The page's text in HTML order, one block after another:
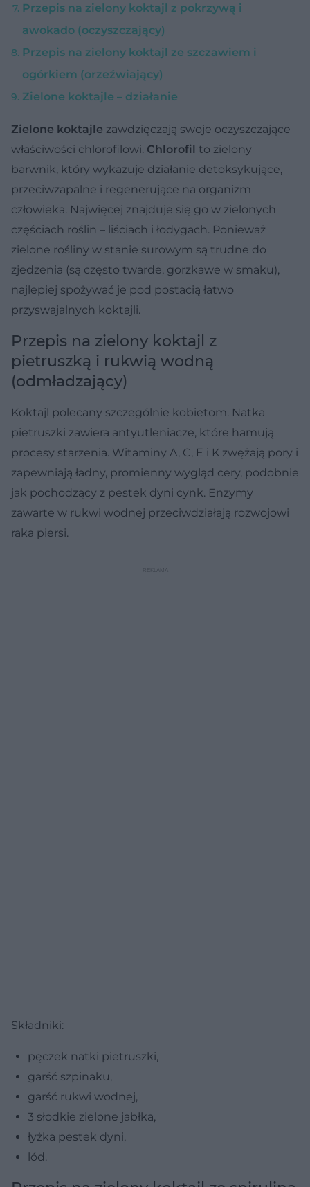
Przepis na zielony koktajl z pokrzywą i
awokado (oczyszczający)
Przepis na zielony koktajl ze szczawiem i
ogórkiem (orzeźwiający)
Zielone koktajle – działanie
Zielone koktajle zawdzięczają swoje oczyszczające
właściwości chlorofilowi. Chlorofil to zielony
barwnik, który wykazuje działanie detoksykujące,
przeciwzapalne i regenerujące na organizm
człowieka. Najwięcej znajduje się go w zielonych
częściach roślin – liściach i łodygach. Ponieważ
zielone rośliny w stanie surowym są trudne do
zjedzenia (są często twarde, gorzkawe w smaku),
najlepiej spożywać je pod postacią łatwo
przyswajalnych koktajli.
Przepis na zielony koktajl z
pietruszką i rukwią wodną
(odmładzający)
Koktajl polecany szczególnie kobietom. Natka
pietruszki zawiera antyutleniacze, które hamują
procesy starzenia. Witaminy A, C, E i K zwężają pory i
zapewniają ładny, promienny wygląd cery, podobnie
jak pochodzący z pestek dyni cynk. Enzymy
zawarte w rukwi wodnej przeciwdziałają rozwojowi
raka piersi.
Składniki:
pęczek natki pietruszki,
garść szpinaku,
garść rukwi wodnej,
3 słodkie zielone jabłka,
łyżka pestek dyni,
lód.